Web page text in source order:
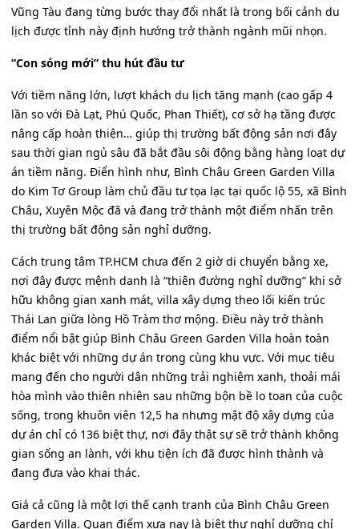
Vũng Tàu đang từng bước thay đổi nhất là trong bối cảnh du
lịch được tỉnh này định hướng trở thành ngành mũi nhọn.
“Con sóng mới” thu hút đầu tư
Với tiềm năng lớn, lượt khách du lịch tăng mạnh (cao gấp 4
lần so với Đà Lạt, Phú Quốc, Phan Thiết), cơ sở hạ tầng được
nâng cấp hoàn thiện… giúp thị trường bất động sản nơi đây
sau thời gian ngủ sâu đã bắt đầu sôi động bằng hàng loạt dự
án tiềm năng. Điển hình như, Bình Châu Green Garden Villa
do Kim Tơ Group làm chủ đầu tư tọa lạc tại quốc lộ 55, xã Bình
Châu, Xuyên Mộc đã và đang trở thành một điểm nhấn trên
thị trường bất động sản nghỉ dưỡng.
Cách trung tâm TP.HCM chưa đến 2 giờ di chuyển bằng xe,
nơi đây được mệnh danh là “thiên đường nghỉ dưỡng” khi sở
hữu không gian xanh mát, villa xây dựng theo lối kiến trúc
Thái Lan giữa lòng Hồ Tràm thơ mộng. Điều này trở thành
điểm nổi bật giúp Bình Châu Green Garden Villa hoàn toàn
khác biệt với những dự án trong cùng khu vực. Với mục tiêu
mang đến cho người dân những trải nghiệm xanh, thoải mái
hòa mình vào thiên nhiên sau những bộn bề lo toan của cuộc
sống, trong khuôn viên 12,5 ha nhưng mật độ xây dựng của
dự án chỉ có 136 biệt thự, nơi đây thật sự sẽ trở thành không
gian sống an lành, với khu tiện ích đã được hình thành và
đang đưa vào khai thác.
Giá cả cũng là một lợi thế cạnh tranh của Bình Châu Green
Garden Villa. Quan điểm xưa nay là biệt thự nghỉ dưỡng chỉ